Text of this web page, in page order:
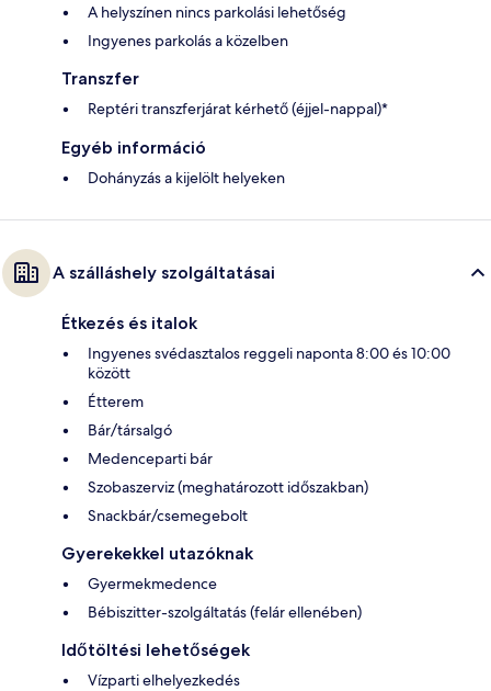
A helyszínen nincs parkolási lehetőség
Ingyenes parkolás a közelben
Transzfer
Reptéri transzferjárat kérhető (éjjel-nappal)*
Egyéb információ
Dohányzás a kijelölt helyeken
A szálláshely szolgáltatásai
Étkezés és italok
Ingyenes svédasztalos reggeli naponta 8:00 és 10:00
között
Étterem
Bár/társalgó
Medenceparti bár
Szobaszerviz (meghatározott időszakban)
Snackbár/csemegebolt
Gyerekekkel utazóknak
Gyermekmedence
Bébiszitter-szolgáltatás (felár ellenében)
Időtöltési lehetőségek
Vízparti elhelyezkedés